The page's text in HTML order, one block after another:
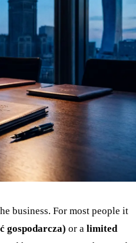
business. For most people it
gospodarcza) or a limited